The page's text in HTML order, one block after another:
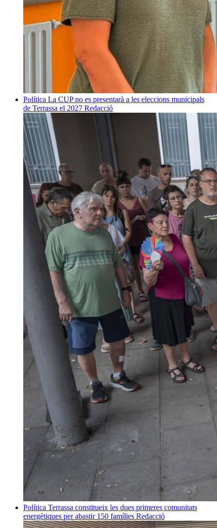
Política La CUP no es presentarà a les eleccions municipals
de Terrassa el 2027 Redacció
Política Terrassa constitueix les dues primeres comunitats
energètiques per abastir 150 famílies Redacció